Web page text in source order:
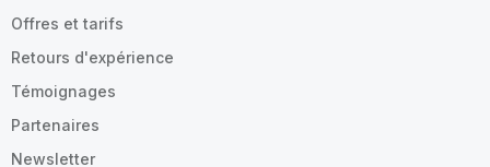
Offres et tarifs
Retours d'expérience
Témoignages
Partenaires
Newsletter